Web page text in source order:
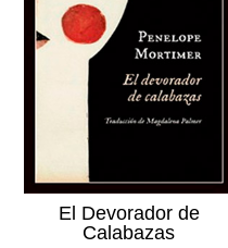
El Devorador de
Calabazas